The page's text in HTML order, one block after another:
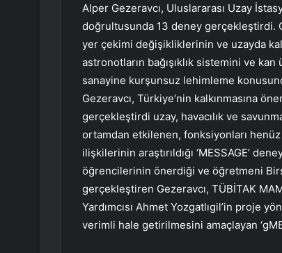
Alper Gezeravcı, Uluslararası Uzay
doğrultusunda 13 deney gerçekleştirdi.
yer çekimi değişikliklerinin ve uzayda
astronotların bağışıklık sistemini ve
sanayine kurşunsuz lehimleme
Gezeravcı, Türkiye’nin kalkınmasına
gerçekleştirdi uzay, havacılık ve
ortamdan etkilenen, fonksiyonları
ilişkilerinin araştırıldığı ‘MESSAGE’
öğrencilerinin önerdiği ve öğretmeni
gerçekleştiren Gezeravcı, TÜBİTAK
Yardımcısı Ahmet Yozgatlıgil’in proje
verimli hale getirilmesini amaçlayan